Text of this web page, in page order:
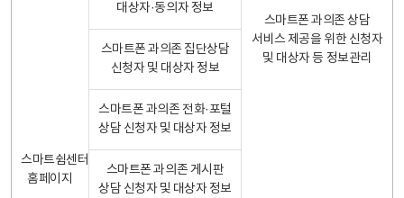
스마트쉼센터
홈페이지
스마트폰 과의존 상담
서비스 제공을 위한 신청자
및 대상자 등 정보관리
대상자·동의자 정보
스마트폰 과의존 집단상담
신청자 및 대상자 정보
스마트폰 과의존 전화·포털
상담 신청자 및 대상자 정보
스마트폰 과의존 게시판
상담 신청자 및 대상자 정보